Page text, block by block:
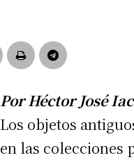
Por Héctor José
Los objetos
en las colecciones